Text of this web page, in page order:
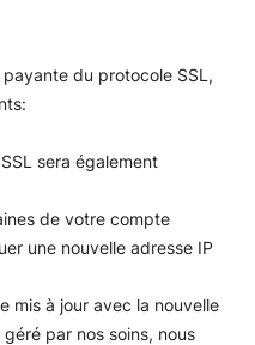
du protocole SSL,
sera également
de votre compte
une nouvelle adresse IP
mis à jour avec la nouvelle
par nos soins, nous